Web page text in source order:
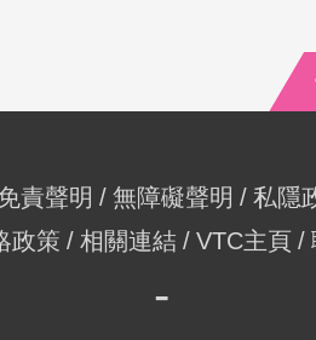
責聲明 無障礙聲明
私隱
政策
相關連結 VTC主頁